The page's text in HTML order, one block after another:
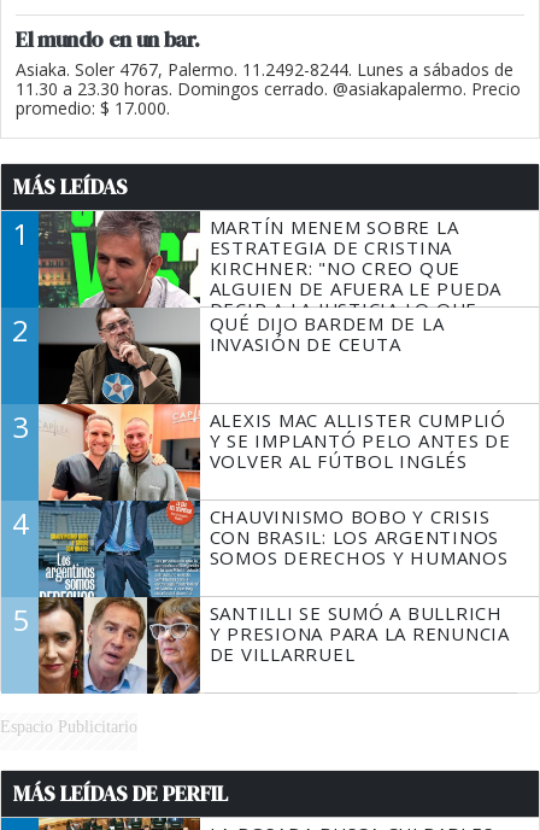
El mundo en un bar.
Asiaka. Soler 4767, Palermo. 11.2492-8244. Lunes a sábados de
11.30 a 23.30 horas. Domingos cerrado. @asiakapalermo. Precio
promedio: $ 17.000.
MÁS LEÍDAS
1
MARTÍN MENEM SOBRE LA
ESTRATEGIA DE CRISTINA
KIRCHNER: "NO CREO QUE
ALGUIEN DE AFUERA LE PUEDA
DECIR A LA JUSTICIA LO QUE
TIENE QUE HACER"
2
QUÉ DIJO BARDEM DE LA
INVASIÓN DE CEUTA
3
ALEXIS MAC ALLISTER CUMPLIÓ
Y SE IMPLANTÓ PELO ANTES DE
VOLVER AL FÚTBOL INGLÉS
4
CHAUVINISMO BOBO Y CRISIS
CON BRASIL: LOS ARGENTINOS
SOMOS DERECHOS Y HUMANOS
5
SANTILLI SE SUMÓ A BULLRICH
Y PRESIONA PARA LA RENUNCIA
DE VILLARRUEL
Espacio Publicitario
MÁS LEÍDAS DE PERFIL